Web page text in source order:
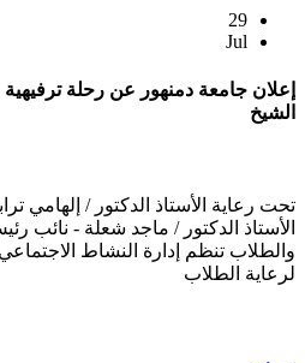
29
Jul
إعلان جامعة دمنهور عن رحلة
الشيخ
تحت رعاية الأستاذ الدكتور / إلهامي
الأستاذ الدكتور / ماجد شعلة - نائب
والطلاب تنظم إدارة النشاط الاجتماعي
لرعاية الطلاب